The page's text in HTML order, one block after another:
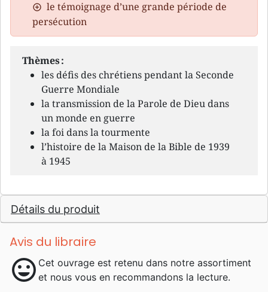
le témoignage d’une grande période de
persécution
Thèmes :
les défis des chrétiens pendant la Seconde
Guerre Mondiale
la transmission de la Parole de Dieu dans
un monde en guerre
la foi dans la tourmente
l’histoire de la Maison de la Bible de 1939
à 1945
Détails du produit
Avis du libraire
mood Cet ouvrage est retenu dans notre assortiment
et nous vous en recommandons la lecture.